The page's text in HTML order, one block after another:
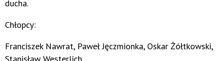
ducha.
Chłopcy:
Franciszek Nawrat, Paweł Jęczmionka, Oskar Żółtkowski,